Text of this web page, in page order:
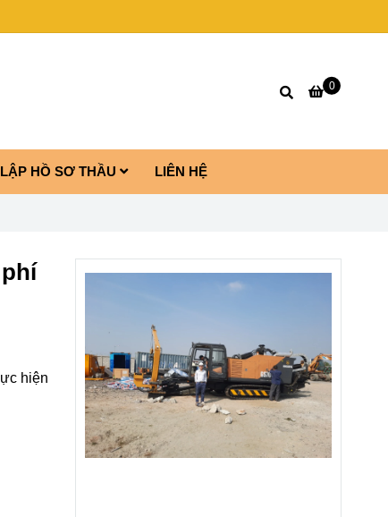
0
LẬP HỒ SƠ THẦU LIÊN HỆ
hiện